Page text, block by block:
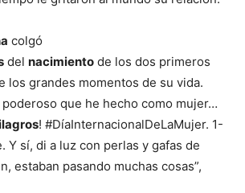
colgó
del nacimiento de los dos primeros
los grandes momentos de su vida.
poderoso que he hecho como mujer…
! #DíaInternacionalDeLaMujer. 1-
Y sí, di a luz con perlas y gafas de
estaban pasando muchas cosas”,